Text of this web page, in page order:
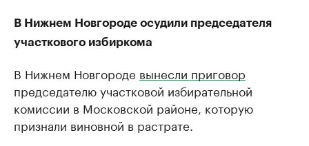
В Нижнем Новгороде осудили председателя
участкового избиркома
В Нижнем Новгороде вынесли приговор
председателю участковой избирательной
комиссии в Московской районе, которую
признали виновной в растрате.